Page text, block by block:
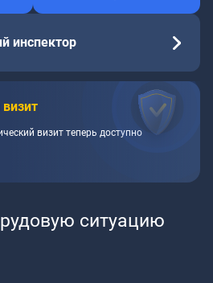
инспектор
визит теперь доступно
ситуацию